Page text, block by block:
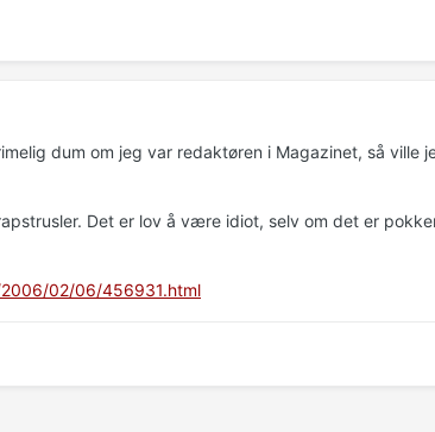
dum om jeg var redaktøren i Magazinet, så ville
Det er lov å være idiot, selv om det er
02/06/456931.html